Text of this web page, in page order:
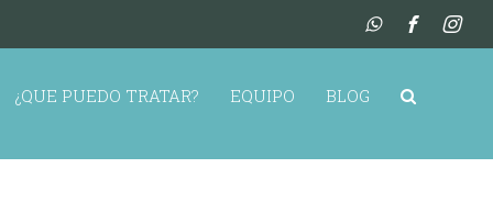
¿QUE PUEDO TRATAR? EQUIPO BLOG